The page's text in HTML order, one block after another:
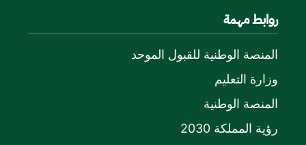
روابط مهمة
المنصة الوطنية للقبول الموحد
وزارة التعليم
المنصة الوطنية
رؤية المملكة 2030